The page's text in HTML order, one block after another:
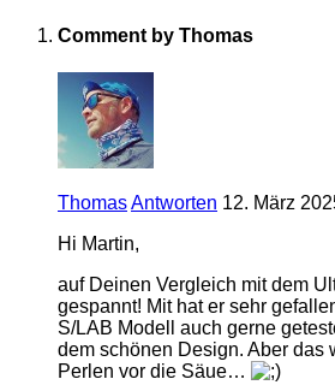
Comment by Thomas
ThomasAntworten 12. März
Hi Martin,
auf Deinen Vergleich mit dem
gespannt! Mit hat er sehr
S/LAB Modell auch gerne
dem schönen Design. Aber das
Perlen vor die Säue…